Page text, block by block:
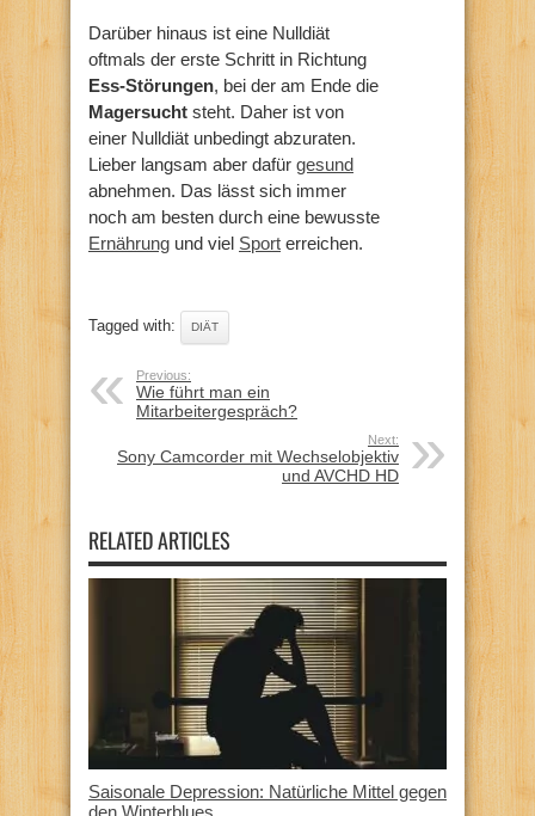
Darüber hinaus ist eine Nulldiät
oftmals der erste Schritt in Richtung
Ess-Störungen, bei der am Ende die
Magersucht steht. Daher ist von
einer Nulldiät unbedingt abzuraten.
Lieber langsam aber dafür gesund
abnehmen. Das lässt sich immer
noch am besten durch eine bewusste
Ernährung und viel Sport erreichen.
Tagged with: DIÄT
Previous:
Wie führt man ein
Mitarbeitergespräch?
Next:
Sony Camcorder mit Wechselobjektiv
und AVCHD HD
RELATED ARTICLES
Saisonale Depression: Natürliche Mittel gegen
den Winterblues